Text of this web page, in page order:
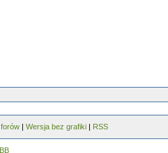
| Wersja bez grafiki | RSS